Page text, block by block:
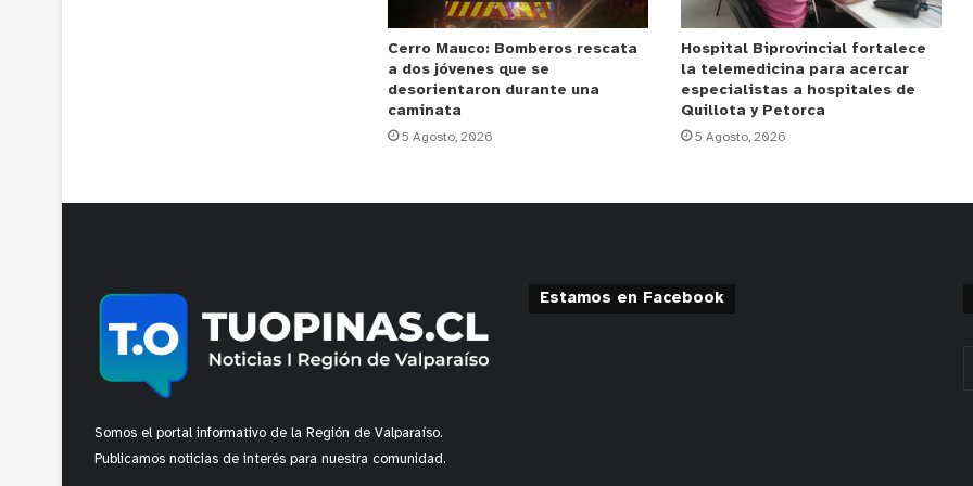
Cerro Mauco: Bomberos rescata
a dos jóvenes que se
desorientaron durante una
caminata
5 Agosto, 2026
Hospital Biprovincial fortalece
la telemedicina para acercar
especialistas a hospitales de
Quillota y Petorca
5 Agosto, 2026
Somos el portal informativo de la Región de Valparaíso.
Publicamos noticias de interés para nuestra comunidad.
Estamos en Facebook